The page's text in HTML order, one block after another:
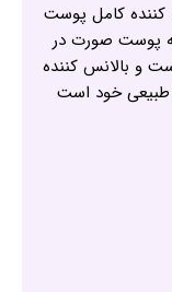
کننده کامل پوست
به پوست صورت در
و بالانس کننده
خود است